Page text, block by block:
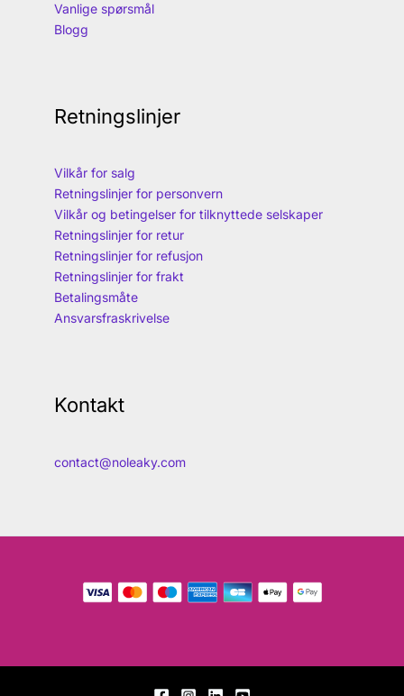
Vanlige spørsmål
Blogg
Retningslinjer
Vilkår for salg
Retningslinjer for personvern
Vilkår og betingelser for tilknyttede selskaper
Retningslinjer for retur
Retningslinjer for refusjon
Retningslinjer for frakt
Betalingsmåte
Ansvarsfraskrivelse
Kontakt
contact@noleaky.com